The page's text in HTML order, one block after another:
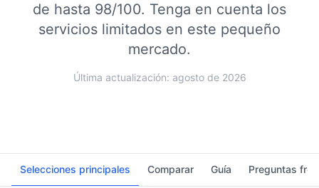
de hasta 98/100. Tenga en cuenta los
servicios limitados en este pequeño
mercado.
Última actualización: agosto de 2026
Selecciones principales Comparar Guía Preguntas